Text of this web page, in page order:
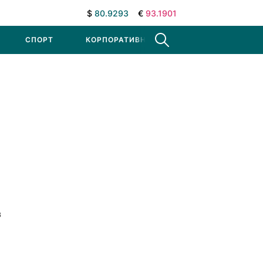
$ 80.9293 € 93.1901
СПОРТ КОРПОРАТИВНЫЕ НОВОСТИ